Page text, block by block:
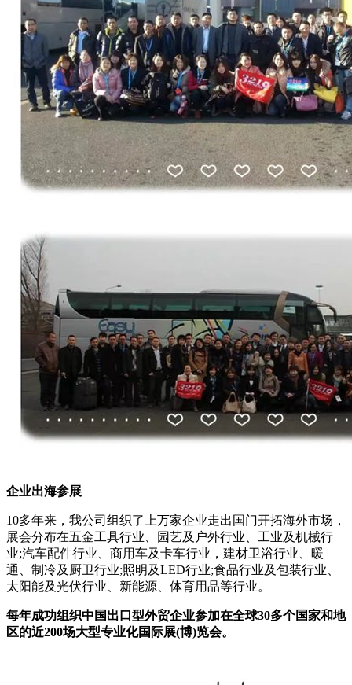
企业出海参展
10多年来，我公司组织了上万家企业走出国门开拓海外市场，
展会分布在五金工具行业、园艺及户外行业、工业及机械行
业;汽车配件行业、商用车及卡车行业，建材卫浴行业、暖
通、制冷及厨卫行业;照明及LED行业;食品行业及包装行业、
太阳能及光伏行业、新能源、体育用品等行业。
每年成功组织中国出口型外贸企业参加在全球30多个国家和地
区的近200场大型专业化国际展(博)览会。